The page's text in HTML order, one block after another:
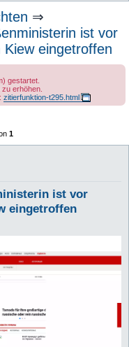
⇒
ist vor
eingetroffen
gestartet.
erhöhen.
zitierfunktion-t295.html
1
ist vor
eingetroffen